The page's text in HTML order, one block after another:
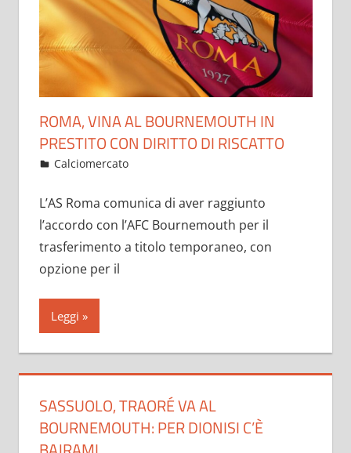
ROMA, VINA AL BOURNEMOUTH IN
PRESTITO CON DIRITTO DI RISCATTO
Gennaio 31, 2023
admin
Calciomercato
L’AS Roma comunica di aver raggiunto
l’accordo con l’AFC Bournemouth per il
trasferimento a titolo temporaneo, con
opzione per il
Leggi
SASSUOLO, TRAORÉ VA AL
BOURNEMOUTH: PER DIONISI C’È